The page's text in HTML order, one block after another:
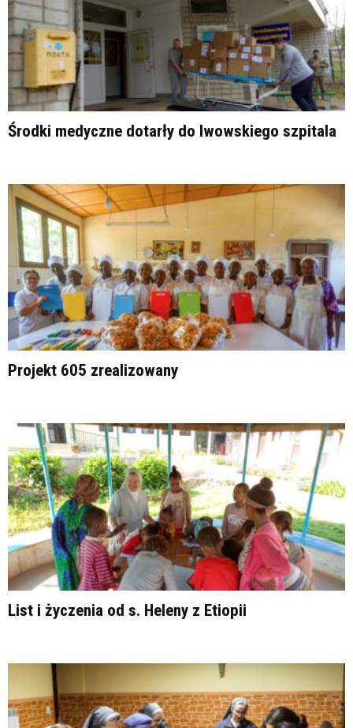
Środki medyczne dotarły do lwowskiego szpitala
Projekt 605 zrealizowany
List i życzenia od s. Heleny z Etiopii